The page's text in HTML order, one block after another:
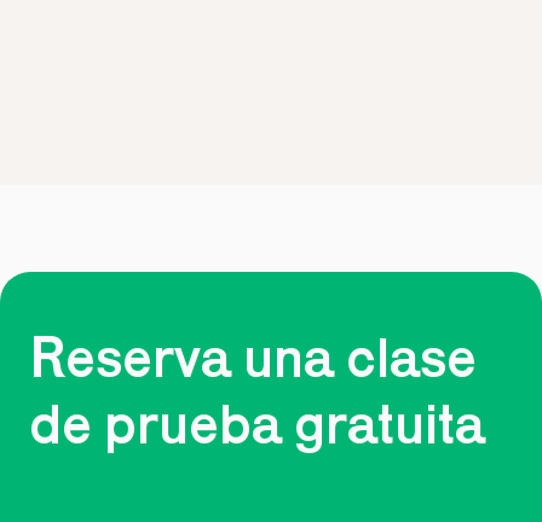
Reserva una clase
de prueba gratuita